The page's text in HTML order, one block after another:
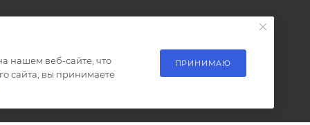
нашем веб-сайте, что
сайта, вы принимаете
ПРИНИМАЮ